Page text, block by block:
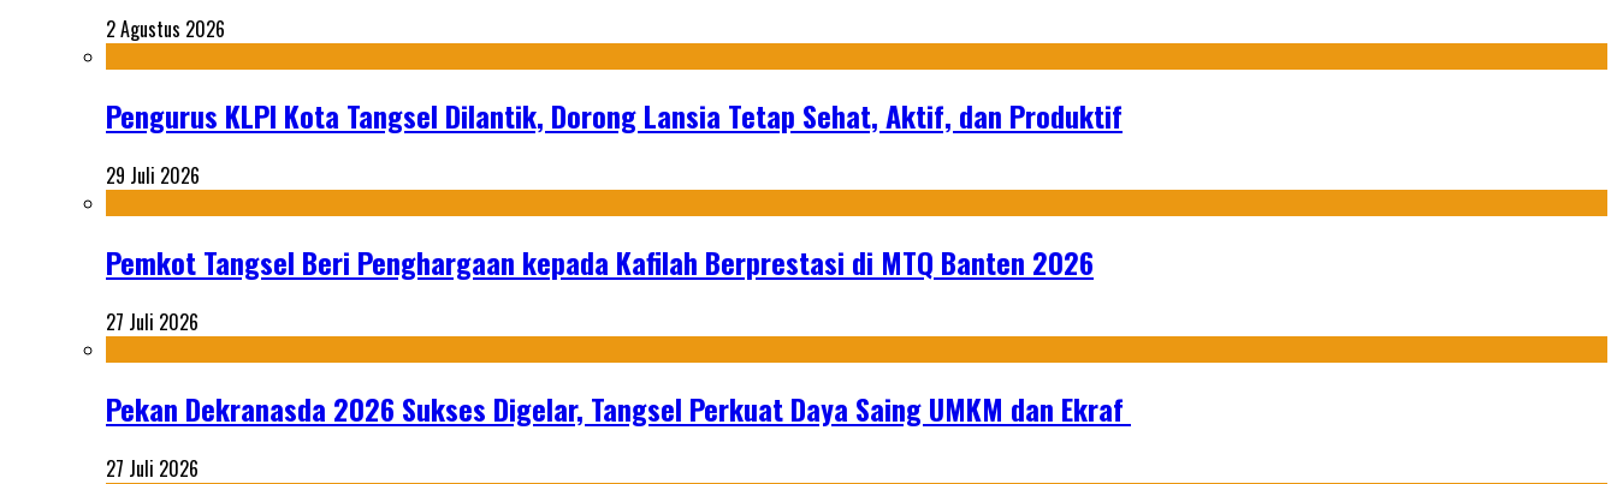
2 Agustus 2026
Pengurus KLPI Kota Tangsel Dilantik, Dorong Lansia Tetap Sehat, Aktif, dan Produktif
29 Juli 2026
Pemkot Tangsel Beri Penghargaan kepada Kafilah Berprestasi di MTQ Banten 2026
27 Juli 2026
Pekan Dekranasda 2026 Sukses Digelar, Tangsel Perkuat Daya Saing UMKM dan Ekraf
27 Juli 2026